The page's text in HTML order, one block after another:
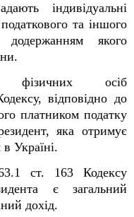
індивідуальні
та іншого
додержанням якого
фізичних осіб
відповідно до
платником податку
яка отримує
Україні.
ст. 163 Кодексу
є загальний
дохід.